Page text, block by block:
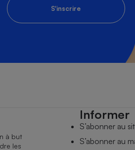
S'inscrire
à but
les
Informer
S’abonner au
S’abonner au